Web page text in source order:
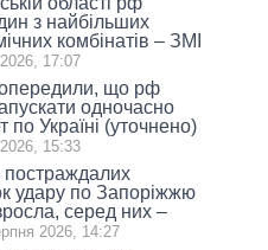
з найбільших
комбінатів – ЗМІ
17:07
що рф
одночасно
по Україні (уточнено)
15:33
постраждалих
удару по Запоріжжю
серед них –
2026, 14:27